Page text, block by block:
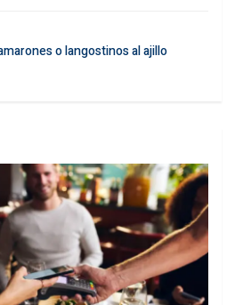
o langostinos al ajillo